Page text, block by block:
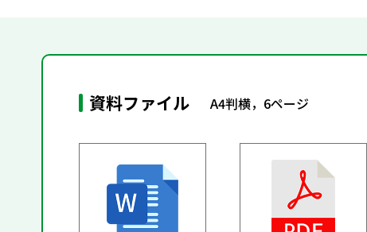
資料ファイル A4判横，6ページ